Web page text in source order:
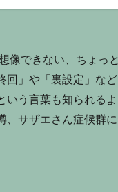
像できない、ちょっ
回」や「裏設定」な
いう言葉も知られる
、サザエさん症候群